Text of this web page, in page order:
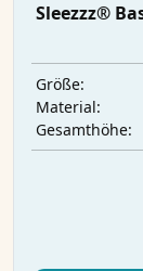
Sleezzz®
Größe:
Material:
Gesamthöhe: